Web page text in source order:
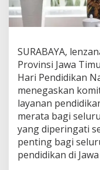
SURABAYA,
Provinsi Jawa
Hari Pendidikan
menegaskan
layanan
merata bagi
yang diperingati
penting bagi
pendidikan di